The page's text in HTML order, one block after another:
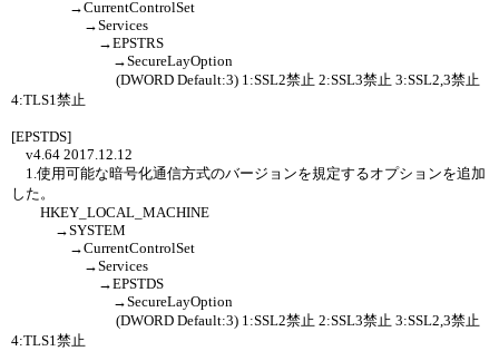
→CurrentControlSet
→Services
→EPSTRS
→SecureLayOption
(DWORD Default:3) 1:SSL2禁止 2:SSL3禁止 3:SSL2,3禁止
4:TLS1禁止
[EPSTDS]
v4.64 2017.12.12
1.使用可能な暗号化通信方式のバージョンを規定するオプションを追加
した。
HKEY_LOCAL_MACHINE
→SYSTEM
→CurrentControlSet
→Services
→EPSTDS
→SecureLayOption
(DWORD Default:3) 1:SSL2禁止 2:SSL3禁止 3:SSL2,3禁止
4:TLS1禁止